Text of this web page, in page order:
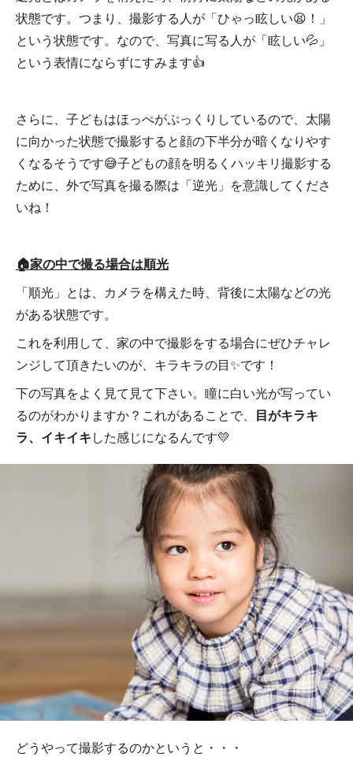
状態です。つまり、撮影する人が「ひゃっ眩しい😫！」
という状態です。なので、写真に写る人が「眩しい💦」
という表情にならずにすみます👍
さらに、子どもはほっぺがぷっくりしているので、太陽
に向かった状態で撮影すると顔の下半分が暗くなりやす
くなるそうです😅子どもの顔を明るくハッキリ撮影する
ために、外で写真を撮る際は「逆光」を意識してくださ
いね！
🏠家の中で撮る場合は順光
「順光」とは、カメラを構えた時、背後に太陽などの光
がある状態です。
これを利用して、家の中で撮影をする場合にぜひチャレ
ンジして頂きたいのが、キラキラの目✨です！
下の写真をよく見て見て下さい。瞳に白い光が写ってい
るのがわかりますか？これがあることで、 目がキラキ
ラ、イキイキした感じになるんです💛
どうやって撮影するのかというと・・・